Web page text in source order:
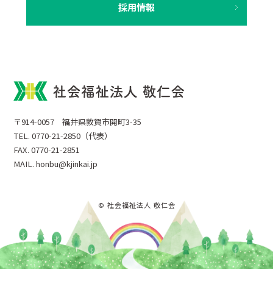
採用情報
〒914-0057 福井県敦賀市開町3-35
TEL. 0770-21-2850（代表）
FAX. 0770-21-2851
MAIL. honbu@kjinkai.jp
© 社会福祉法人 敬仁会